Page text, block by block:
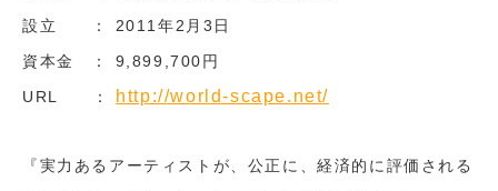
設立 ： 2011年2月3日
資本金 ： 9,899,700円
URL ：
http://world-scape.net/
『実力あるアーティストが、公正に、経済的に評価される